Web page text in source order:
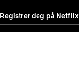
Registrer deg på Netflix